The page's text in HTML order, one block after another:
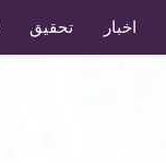
اخبار تحقیق